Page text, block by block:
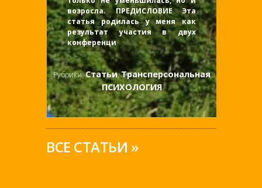
возросла. ПРЕДИСЛОВИЕ Эта
статья родилась у меня как
результат участия в двух
конференци
Рубрики:Статьи,Трансперсональная
ПСИХОЛОГИЯ
ВСЕ СТАТЬИ »